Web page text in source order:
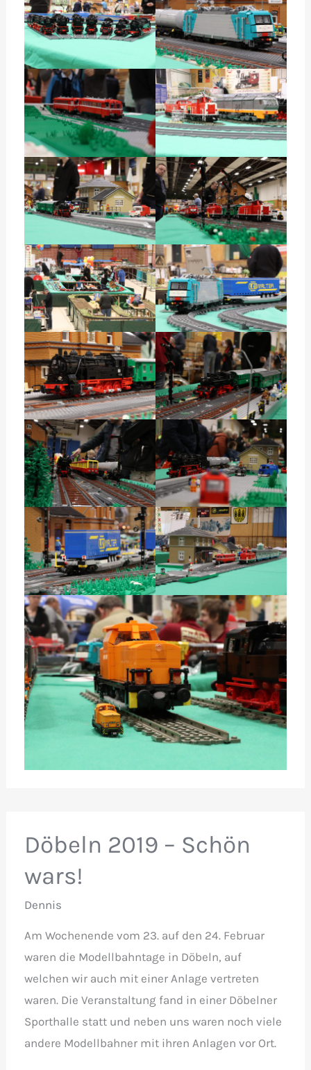
Döbeln 2019 – Schön
wars!
Dennis
Am Wochenende vom 23. auf den 24. Februar
waren die Modellbahntage in Döbeln, auf
welchen wir auch mit einer Anlage vertreten
waren. Die Veranstaltung fand in einer Döbelner
Sporthalle statt und neben uns waren noch viele
andere Modellbahner mit ihren Anlagen vor Ort.